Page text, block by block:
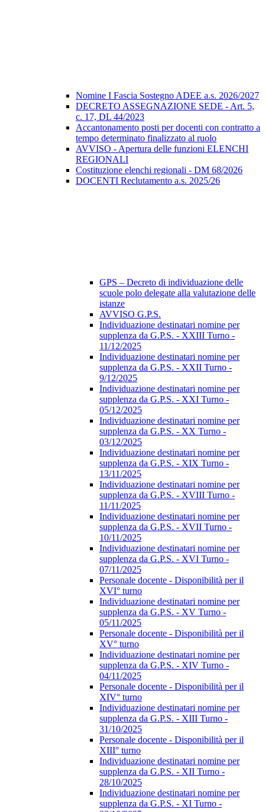
Nomine I Fascia Sostegno ADEE a.s. 2026/2027
DECRETO ASSEGNAZIONE SEDE - Art. 5,
c. 17, DL 44/2023
Accantonamento posti per docenti con contratto a
tempo determinato finalizzato al ruolo
AVVISO - Apertura delle funzioni ELENCHI
REGIONALI
Costituzione elenchi regionali - DM 68/2026
DOCENTI Reclutamento a.s. 2025/26
GPS – Decreto di individuazione delle
scuole polo delegate alla valutazione delle
istanze
AVVISO G.P.S.
Individuazione destinatari nomine per
supplenza da G.P.S. - XXIII Turno -
11/12/2025
Individuazione destinatari nomine per
supplenza da G.P.S. - XXII Turno -
9/12/2025
Individuazione destinatari nomine per
supplenza da G.P.S. - XXI Turno -
05/12/2025
Individuazione destinatari nomine per
supplenza da G.P.S. - XX Turno -
03/12/2025
Individuazione destinatari nomine per
supplenza da G.P.S. - XIX Turno -
13/11/2025
Individuazione destinatari nomine per
supplenza da G.P.S. - XVIII Turno -
11/11/2025
Individuazione destinatari nomine per
supplenza da G.P.S. - XVII Turno -
10/11/2025
Individuazione destinatari nomine per
supplenza da G.P.S. - XVI Turno -
07/11/2025
Personale docente - Disponibilità per il
XVI° turno
Individuazione destinatari nomine per
supplenza da G.P.S. - XV Turno -
05/11/2025
Personale docente - Disponibilità per il
XV° turno
Individuazione destinatari nomine per
supplenza da G.P.S. - XIV Turno -
04/11/2025
Personale docente - Disponibilità per il
XIV° turno
Individuazione destinatari nomine per
supplenza da G.P.S. - XIII Turno -
31/10/2025
Personale docente - Disponibilità per il
XIII° turno
Individuazione destinatari nomine per
supplenza da G.P.S. - XII Turno -
28/10/2025
Individuazione destinatari nomine per
supplenza da G.P.S. - XI Turno -